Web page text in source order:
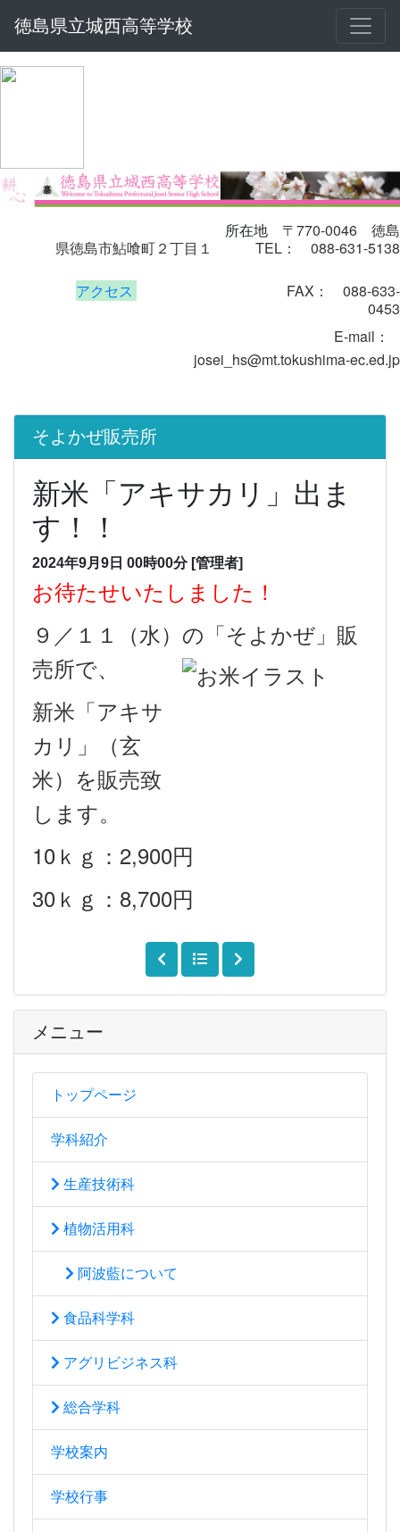
徳島県立城西高等学校
所在地 〒770-0046 徳島
県徳島市鮎喰町２丁目１ TEL： 088-631-5138
アクセス
FAX： 088-633-
0453
E-mail ：
josei_hs@mt.tokushima-ec.ed.jp
メニュー
トップページ
学科紹介
生産技術科
植物活用科
阿波藍について
食品科学科
アグリビジネス科
総合学科
学校案内
学校行事
そよかぜ販売所
新米「アキサカリ」出ま
す！！
2024年9月9日 00時00分 [管理者]
お待たせいたしました！
９／１１（水）の「そよかぜ」販
売所で、
新米「アキサ
カリ」
（玄
米）を販売致
します。
10ｋｇ：2,900円
30ｋｇ：8,700円